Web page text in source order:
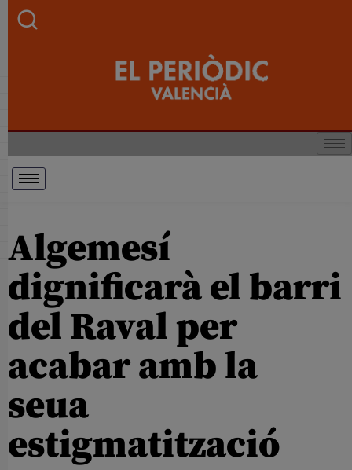
Algemesí
dignificarà el barri
del Raval per
acabar amb la
seua
estigmatització